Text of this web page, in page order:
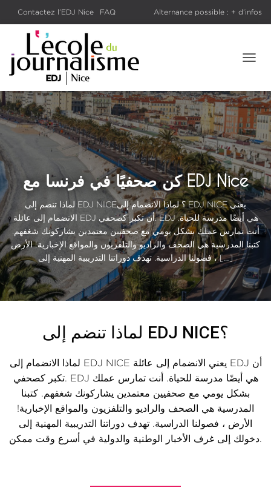
les Rentrée 2026 : préinscriptions Alternance possible : + d’infos
Contactez l’EDJ Nice FAQ
Salons et forums
G
G
L
E
N
A
V
I
G
A
T
O
كن صحفيًا في فرنسا مع EDJ Nice
لماذا تنضم إلى EDJ NICE؟ لماذا الانضمام إلى EDJ NICE يعني
الانضمام إلى عائلة EDJ أن تكبر كصحفي. EDJ هي أيضًا مدرسة للحياة.
أنت تمارس عملك بشكل يومي مع صحفيين معتمدين يشاركونك شغفهم.
كتبنا المدرسية هي الصحف والراديو والتلفزيون والمواقع الإخبارية! الأرض
، فصولنا الدراسية. تهدف دوراتنا التدريبية المهنية إلى […]
لماذا تنضم إلى EDJ NICE؟
لماذا الانضمام إلى EDJ NICE يعني الانضمام إلى عائلة EDJ أن
تكبر كصحفي. EDJ هي أيضًا مدرسة للحياة. أنت تمارس عملك
بشكل يومي مع صحفيين معتمدين يشاركونك شغفهم. كتبنا
المدرسية هي الصحف والراديو والتلفزيون والمواقع الإخبارية!
الأرض ، فصولنا الدراسية. تهدف دوراتنا التدريبية المهنية إلى
دخولك إلى غرف الأخبار الوطنية والدولية في أسرع وقت ممكن.